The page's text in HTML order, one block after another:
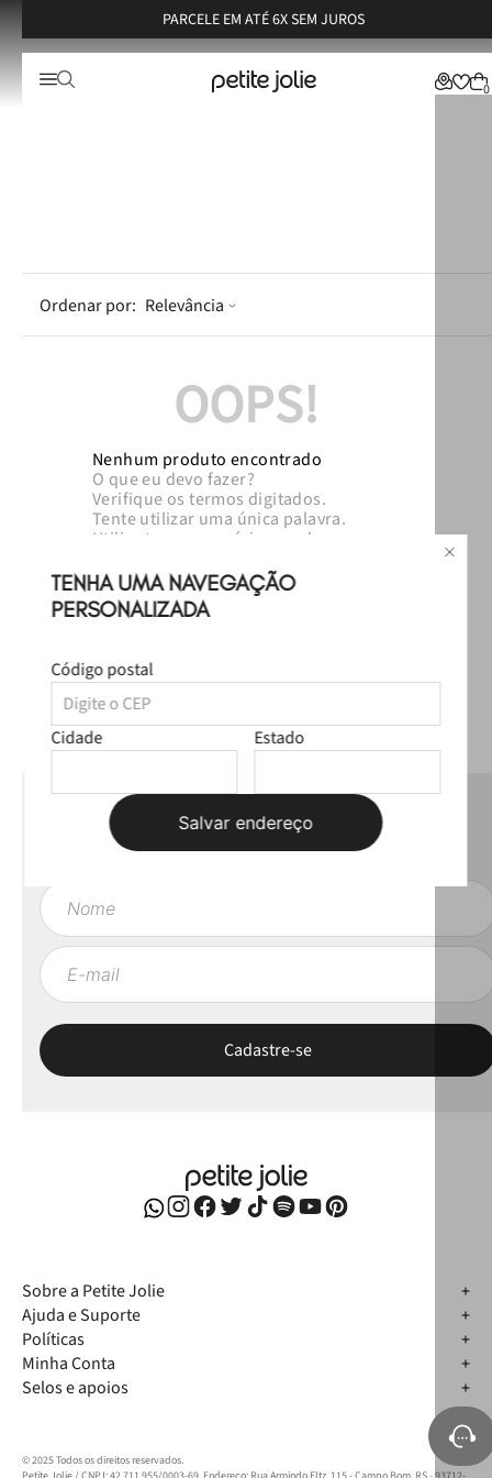
PARCELE EM ATÉ 6X SEM JUROS
TENHA UMA NAVEGAÇÃO
PERSONALIZADA
Código postal
Cidade Estado
Salvar endereço
0
Relevância
OOPS!
Nenhum produto encontrado
O que eu devo fazer?
Verifique os termos digitados.
Tente utilizar uma única palavra.
Utilize termos genéricos na busca.
desejado.
NEWSLETTER
Fique por dentro das novas coleções, lives e novidades esclusivas!
Sobre a Petite Jolie
Ajuda e Suporte
Políticas
Minha Conta
Selos e apoios
© 2025 Todos os direitos reservados.